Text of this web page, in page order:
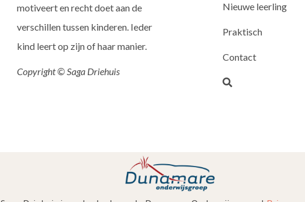
motiveert en recht doet aan de
verschillen tussen kinderen. Ieder
kind leert op zijn of haar manier.
Copyright © Saga Driehuis
Nieuwe leerling
Praktisch
Contact